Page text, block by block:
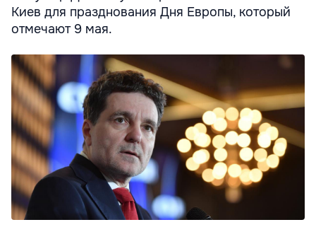
Киев для празднования Дня Европы, который
отмечают 9 мая.